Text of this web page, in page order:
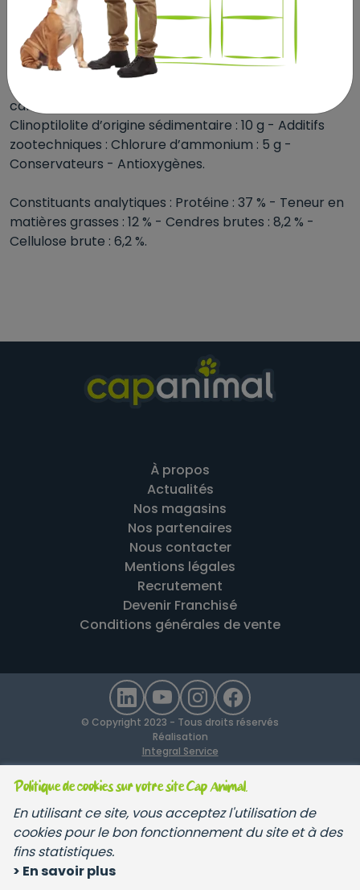
Politique de cookies sur votre site Cap Animal.
En utilisant ce site, vous acceptez l'utilisation de
cookies pour le bon fonctionnement du site et à des
fins statistiques.
> En savoir plus
Additifs (au kg) : Additifs nutritionnels : Vitamine A :
19000 UI, Vitamine D3 : 1000 UI, E1 (Fer) : 31 mg, E2
(Iode) : 3,1 mg, E4 (Cuivre) : 10 mg, E5 (Manganèse) : 41
mg, E6 (Zinc) : 122 mg, E8 (Sélénium) : 0,05 mg, L-
carnitine : 100 mg - Additifs technologiques :
Clinoptilolite d’origine sédimentaire : 10 g - Additifs
zootechniques : Chlorure d’ammonium : 5 g -
Conservateurs - Antioxygènes.
Constituants analytiques : Protéine : 37 % - Teneur en
matières grasses : 12 % - Cendres brutes : 8,2 % -
Cellulose brute : 6,2 %.
À propos
Actualités
Nos magasins
Nos partenaires
Nous contacter
Mentions légales
Recrutement
Devenir Franchisé
Conditions générales de vente
© Copyright 2023 - Tous droits réservés
Réalisation
Integral Service